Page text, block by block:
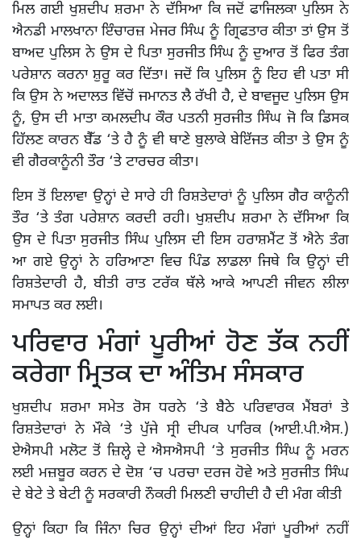
ਮਿਲ ਗਈ ਖੁਸ਼ਦੀਪ ਸ਼ਰਮਾ ਨੇ ਦੱਸਿਆ ਕਿ ਜਦੋਂ ਫਾਜਿਲਕਾ ਪੁਲਿਸ ਨੇ
ਐਨਡੀ ਮਾਲਖਾਨਾ ਇੰਚਾਰਜ਼ ਮੇਜਰ ਸਿੰਘ ਨੂੰ ਗ੍ਰਿਫਤਾਰ ਕੀਤਾ ਤਾਂ ਉਸ ਤੋਂ
ਬਾਅਦ ਪੁਲਿਸ ਨੇ ਉਸ ਦੇ ਪਿਤਾ ਸੁਰਜੀਤ ਸਿੰਘ ਨੂੰ ਦੁਆਰ ਤੋਂ ਫਿਰ ਤੰਗ
ਪਰੇਸ਼ਾਨ ਕਰਨਾ ਸ਼ੁਰੂ ਕਰ ਦਿੱਤਾ। ਜਦੋਂ ਕਿ ਪੁਲਿਸ ਨੂੰ ਇਹ ਵੀ ਪਤਾ ਸੀ
ਕਿ ਉਸ ਨੇ ਅਦਾਲਤ ਵਿੱਚੋਂ ਜਮਾਨਤ ਲੈ ਰੱਖੀ ਹੈ, ਦੇ ਬਾਵਜੂਦ ਪੁਲਿਸ ਉਸ
ਨੂੰ, ਉਸ ਦੀ ਮਾਤਾ ਕਮਲਦੀਪ ਕੌਰ ਪਤਨੀ ਸੁਰਜੀਤ ਸਿੰਘ ਜੋ ਕਿ ਡਿਸਕ
ਹਿੱਲਣ ਕਾਰਨ ਬੈੱਡ ‘ਤੇ ਹੈ ਨੂੰ ਵੀ ਥਾਣੇ ਬੁਲਾਕੇ ਬੇਇੱਜਤ ਕੀਤਾ ਤੇ ਉਸ ਨੂੰ
ਵੀ ਗੈਰਕਾਨੂੰਨੀ ਤੌਰ ‘ਤੇ ਟਾਰਚਰ ਕੀਤਾ।
ਇਸ ਤੋਂ ਇਲਾਵਾ ਉਨ੍ਹਾਂ ਦੇ ਸਾਰੇ ਹੀ ਰਿਸ਼ਤੇਦਾਰਾਂ ਨੂੰ ਪੁਲਿਸ ਗੈਰ ਕਾਨੂੰਨੀ
ਤੌਰ ‘ਤੇ ਤੰਗ ਪਰੇਸ਼ਾਨ ਕਰਦੀ ਰਹੀ। ਖੁਸ਼ਦੀਪ ਸ਼ਰਮਾ ਨੇ ਦੱਸਿਆ ਕਿ
ਉਸ ਦੇ ਪਿਤਾ ਸੁਰਜੀਤ ਸਿੰਘ ਪੁਲਿਸ ਦੀ ਇਸ ਹਰਾਸ਼ਮੈਂਟ ਤੋਂ ਐਨੇ ਤੰਗ
ਆ ਗਏ ਉਨ੍ਹਾਂ ਨੇ ਹਰਿਆਣਾ ਵਿਚ ਪਿੰਡ ਲਾਡਲਾ ਜਿਥੇ ਕਿ ਉਨ੍ਹਾਂ ਦੀ
ਰਿਸ਼ਤੇਦਾਰੀ ਹੈ, ਬੀਤੀ ਰਾਤ ਟਰੱਕ ਥੱਲੇ ਆਕੇ ਆਪਣੀ ਜੀਵਨ ਲੀਲਾ
ਸਮਾਪਤ ਕਰ ਲਈ।
ਪਰਿਵਾਰ ਮੰਗਾਂ ਪੂਰੀਆਂ ਹੋਣ ਤੱਕ ਨਹੀਂ
ਕਰੇਗਾ ਮ੍ਰਿਤਕ ਦਾ ਅੰਤਿਮ ਸੰਸਕਾਰ
ਖੁਸ਼ਦੀਪ ਸ਼ਰਮਾ ਸਮੇਤ ਰੋਸ ਧਰਨੇ ‘ਤੇ ਬੈਠੇ ਪਰਿਵਾਰਕ ਮੈਂਬਰਾਂ ਤੇ
ਰਿਸ਼ਤੇਦਾਰਾਂ ਨੇ ਮੌਕੇ ‘ਤੇ ਪੁੱਜੇ ਸ੍ਰੀ ਦੀਪਕ ਪਾਰਿਕ (ਆਈ.ਪੀ.ਐਸ.)
ਏਐਸਪੀ ਮਲੋਟ ਤੋਂ ਜ਼ਿਲ੍ਹੇ ਦੇ ਐਸਐਸਪੀ ‘ਤੇ ਸੁਰਜੀਤ ਸਿੰਘ ਨੂੰ ਮਰਨ
ਲਈ ਮਜ਼ਬੂਰ ਕਰਨ ਦੇ ਦੋਸ਼ ‘ਚ ਪਰਚਾ ਦਰਜ ਹੋਵੇ ਅਤੇ ਸੁਰਜੀਤ ਸਿੰਘ
ਦੇ ਬੇਟੇ ਤੇ ਬੇਟੀ ਨੂੰ ਸਰਕਾਰੀ ਨੌਕਰੀ ਮਿਲਣੀ ਚਾਹੀਦੀ ਹੈ ਦੀ ਮੰਗ ਕੀਤੀ
ਉਨ੍ਹਾਂ ਕਿਹਾ ਕਿ ਜਿੰਨਾ ਚਿਰ ਉਨ੍ਹਾਂ ਦੀਆਂ ਇਹ ਮੰਗਾਂ ਪੂਰੀਆਂ ਨਹੀਂ